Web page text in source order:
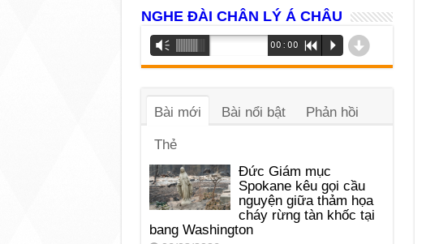
NGHE ĐÀI CHÂN LÝ Á CHÂU
Trình
phát
âm
Vm 00:00 R P d
Bài mới Bài nổi bật Phản hồi
Thẻ
Đức Giám mục
Spokane kêu gọi cầu
nguyện giữa thảm họa
cháy rừng tàn khốc tại
bang Washington